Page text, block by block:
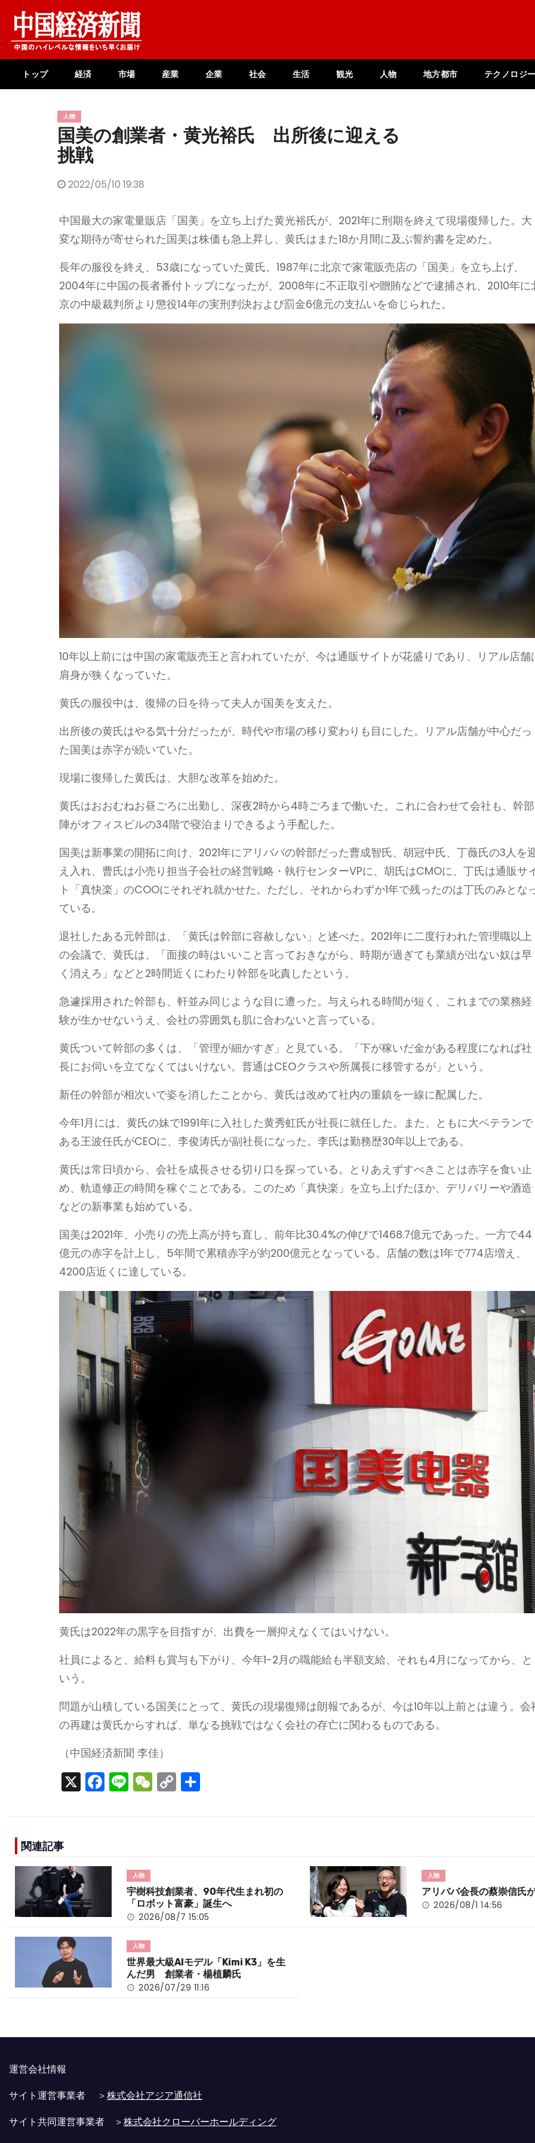
content
トップ 経済 市場 産業 企業 社会 生活 観光 人物 地方都市 テクノロジ
人物
国美の創業者・黄光裕氏 出所後に迎える
挑戦
2022/05/10 19:38
中国最大の家電量販店「国美」を立ち上げた黄光裕氏が、2021年に刑期を終えて現場復帰した。大
変な期待が寄せられた国美は株価も急上昇し、黄氏はまた18か月間に及ぶ誓約書を定めた。
長年の服役を終え、53歳になっていた黄氏。1987年に北京で家電販売店の「国美」を立ち上げ、
2004年に中国の長者番付トップになったが、2008年に不正取引や贈賄などで逮捕され、2010年に
京の中級裁判所より懲役14年の実刑判決および罰金6億元の支払いを命じられた。
10年以上前には中国の家電販売王と言われていたが、今は通販サイトが花盛りであり、リアル店舗
肩身が狭くなっていた。
黄氏の服役中は、復帰の日を待って夫人が国美を支えた。
出所後の黄氏はやる気十分だったが、時代や市場の移り変わりも目にした。リアル店舗が中心だっ
た国美は赤字が続いていた。
現場に復帰した黄氏は、大胆な改革を始めた。
黄氏はおおむねお昼ごろに出勤し、深夜2時から4時ごろまで働いた。これに合わせて会社も、幹部
陣がオフィスビルの34階で寝泊まりできるよう手配した。
国美は新事業の開拓に向け、2021年にアリババの幹部だった曹成智氏、胡冠中氏、丁薇氏の3人を
え入れ、曹氏は小売り担当子会社の経営戦略・執行センターVPに、胡氏はCMOに、丁氏は通販サ
ト「真快楽」のCOOにそれぞれ就かせた。ただし、それからわずか1年で残ったのは丁氏のみとな
ている。
退社したある元幹部は、「黄氏は幹部に容赦しない」と述べた。2021年に二度行われた管理職以上
の会議で、黄氏は、「面接の時はいいこと言っておきながら、時期が過ぎても業績が出ない奴は早
く消えろ」などと2時間近くにわたり幹部を叱責したという。
急遽採用された幹部も、軒並み同じような目に遭った。与えられる時間が短く、これまでの業務経
験が生かせないうえ、会社の雰囲気も肌に合わないと言っている。
黄氏ついて幹部の多くは、「管理が細かすぎ」と見ている。「下が稼いだ金がある程度になれば社
長にお伺いを立てなくてはいけない。普通はCEOクラスや所属長に移管するが」という。
新任の幹部が相次いで姿を消したことから、黄氏は改めて社内の重鎮を一線に配属した。
今年1月には、黄氏の妹で1991年に入社した黄秀虹氏が社長に就任した。また、ともに大ベテランで
ある王波任氏がCEOに、李俊涛氏が副社長になった。李氏は勤務歴30年以上である。
黄氏は常日頃から、会社を成長させる切り口を探っている。とりあえずすべきことは赤字を食い止
め、軌道修正の時間を稼ぐことである。このため「真快楽」を立ち上げたほか、デリバリーや酒造
などの新事業も始めている。
国美は2021年、小売りの売上高が持ち直し、前年比30.4%の伸びで1468.7億元であった。一方で44
億元の赤字を計上し、5年間で累積赤字が約200億元となっている。店舗の数は1年で774店増え、
4200店近くに達している。
黄氏は2022年の黒字を目指すが、出費を一層抑えなくてはいけない。
社員によると、給料も賞与も下がり、今年1-2月の職能給も半額支給、それも4月になってから、と
いう。
問題が山積している国美にとって、黄氏の現場復帰は朗報であるが、今は10年以上前とは違う。会
の再建は黄氏からすれば、単なる挑戦ではなく会社の存亡に関わるものである。
（中国経済新聞 李佳）
X F
a
k
Li
n
W
e
C
o
k
関連記事
人物
宇樹科技創業者、90年代生まれ初の
「ロボット富豪」誕生へ
2026/08/7 15:05
人物
アリババ会長の蔡崇信氏
2026/08/1 14:56
人物
世界最大級AIモデル「Kimi K3」を生
んだ男 創業者・楊植麟氏
2026/07/29 11:16
運営会社情報
サイト運営事業者 ＞株式会社アジア通信社
サイト共同運営事業者 ＞株式会社クローバーホールディング